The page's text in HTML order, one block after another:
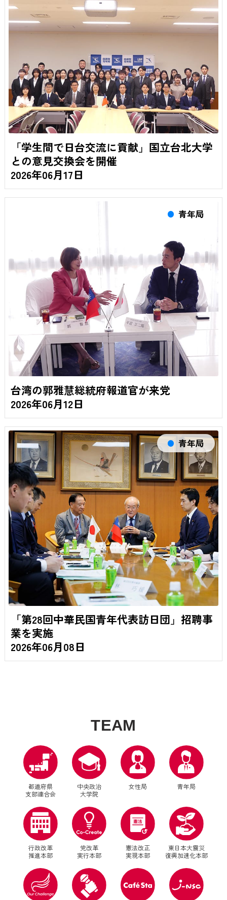
「学生間で日台交流に貢献」国立台北大学
との意見交換会を開催
2026年06月17日
青年局
台湾の郭雅慧総統府報道官が来党
2026年06月12日
青年局
「第28回中華民国青年代表訪日団」招聘事
業を実施
2026年06月08日
TEAM
都道府県
支部連合会
中央政治
大学院
女性局 青年局
行政改革
推進本部
党改革
実行本部
憲法改正
実現本部
東日本大震災
復興加速化本部
別ウィンドウリンク 別ウィンドウリンク